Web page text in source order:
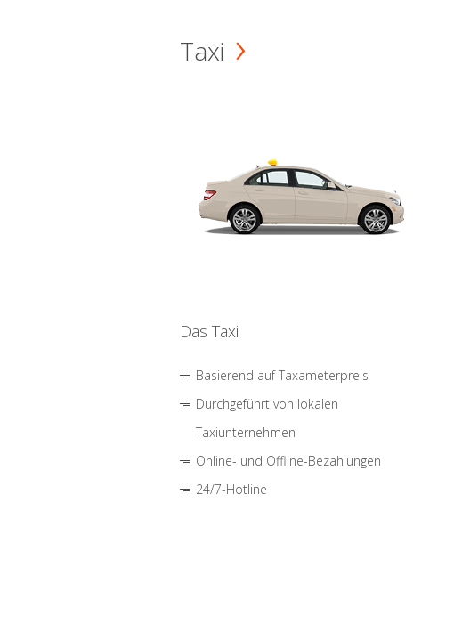
Taxi
Das Taxi
Basierend auf Taxameterpreis
Durchgeführt von lokalen
Taxiunternehmen
Online- und Offline-Bezahlungen
24/7-Hotline